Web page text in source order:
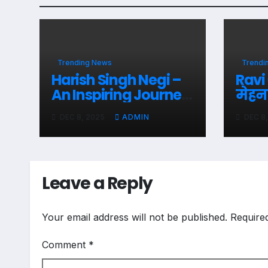
Trending News
Harish Singh Negi –
An Inspiring Journey
From Struggles To
Success ADMIN
Leave a Reply
Your email address will not be published.
Comment *